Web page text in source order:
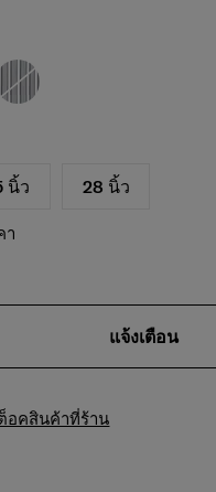
นิ้ว 28 นิ้ว
า
แจ้งเตือน
อคสินค้าที่ร้าน